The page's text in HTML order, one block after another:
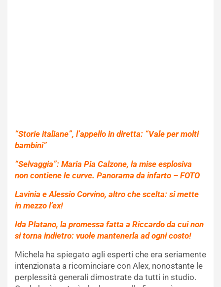
“Storie italiane”, l’appello in diretta: “Vale per molti
bambini”
“Selvaggia”: Maria Pia Calzone, la mise esplosiva
non contiene le curve. Panorama da infarto – FOTO
Lavinia e Alessio Corvino, altro che scelta: si mette
in mezzo l’ex!
Ida Platano, la promessa fatta a Riccardo da cui non
si torna indietro: vuole mantenerla ad ogni costo!
Michela ha spiegato agli esperti che era seriamente
intenzionata a ricominciare con Alex, nonostante le
perplessità generali dimostrate da tutti in studio.